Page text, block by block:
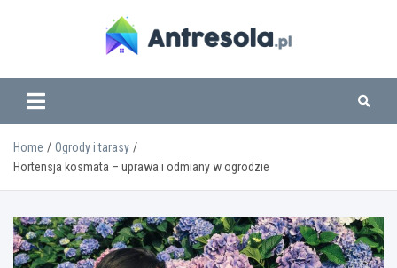
www.antresola.pl
Home
Ogrody i tarasy
Hortensja kosmata – uprawa i odmiany w ogrodzie